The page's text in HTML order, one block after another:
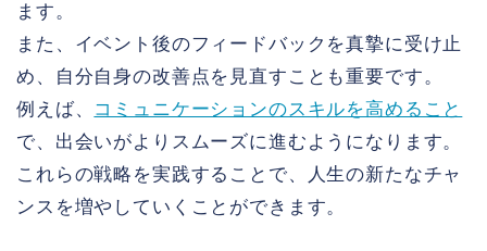
ます。
また、イベント後のフィードバックを真摯に受け止
め、自分自身の改善点を見直すことも重要です。
例えば、 コミュニケーションのスキルを高めること
で、出会いがよりスムーズに進むようになります。
これらの戦略を実践することで、人生の新たなチャ
ンスを増やしていくことができます。
東京の婚活おすすめ
神奈川の婚活なら
千葉県の婚活なら